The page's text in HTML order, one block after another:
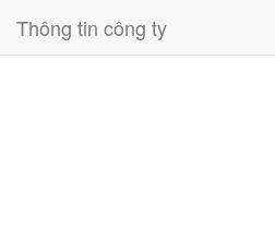
Thông tin công ty